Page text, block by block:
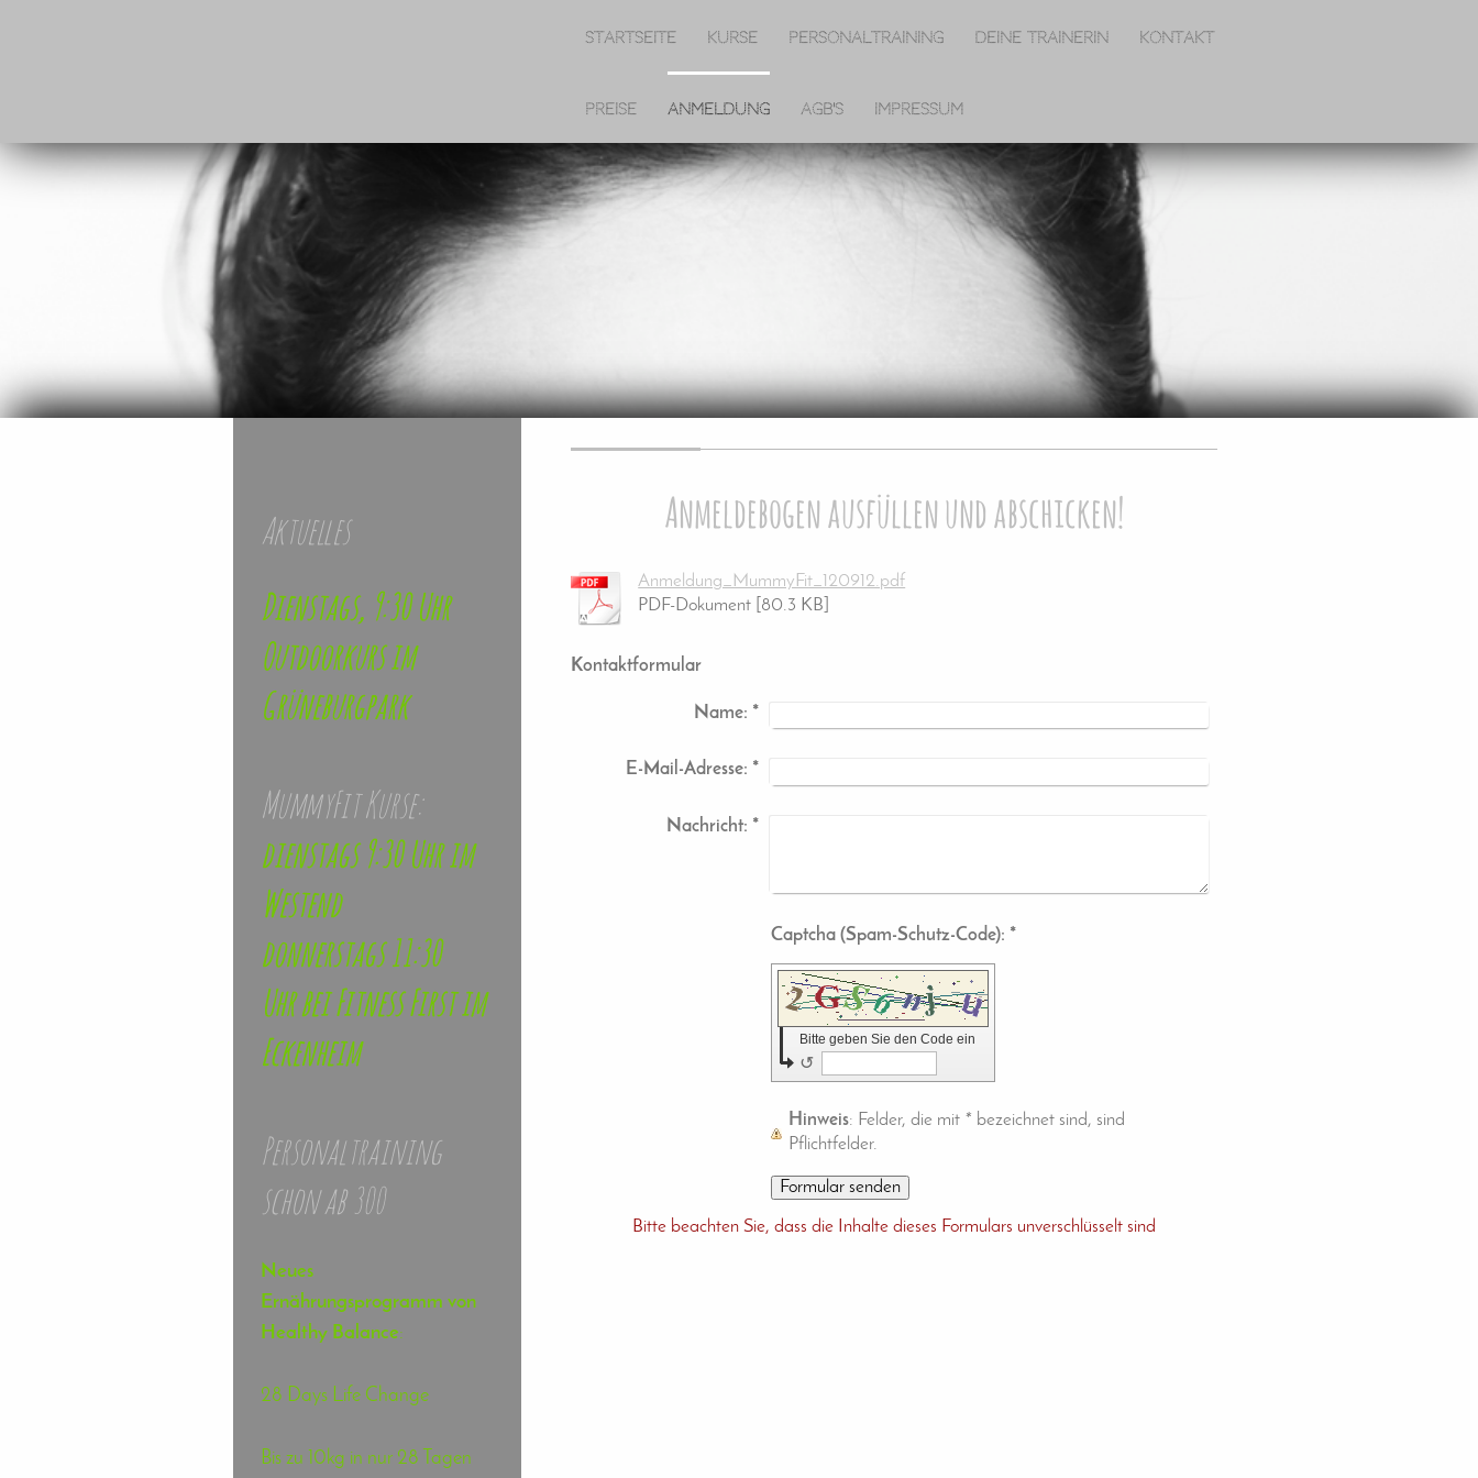
Startseite Kurse Personaltraining Deine Trainerin Kontakt
Preise Anmeldung AGB's Impressum
Anmeldebogen ausfüllen und abschicken!
Anmeldung_MummyFit_120912.pdf
PDF-Dokument [80.3 KB]
Kontaktformular
Name: *
E-Mail-Adresse: *
Nachricht: *
Captcha (Spam-Schutz-Code): *
Bitte geben Sie den Code ein
↺
Hinweis : Felder, die mit * bezeichnet sind, sind
Pflichtfelder.
Bitte beachten Sie, dass die Inhalte dieses Formulars unverschlüsselt sind
Aktuelles
Dienstags, 9:30 Uhr
Outdoorkurs im
Grüneburgpark
MummyFit Kurse:
dienstags 9:30 Uhr im
Westend
donnerstags 11:30
Uhr bei Fitness First im
Eckenheim
Personaltraining
schon ab 30€
Neues
Ernährungsprogramm von
Healthy Balance:
28 Days Life Change
Bis zu 10kg in nur 28 Tagen